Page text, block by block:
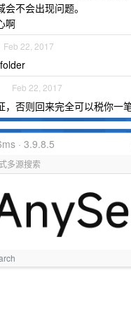
不会出现问题。
啊
Feb 22, 2017
Feb 22, 2017
，否则回来完全可以税你一
· 3.9.8.5
多源搜索